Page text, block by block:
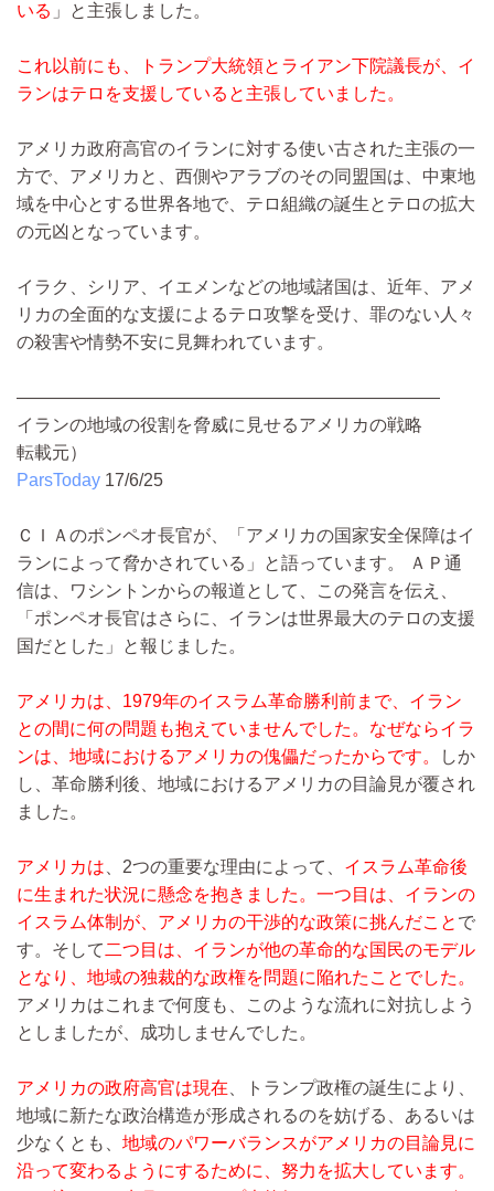
いる 」と主張しました。
これ以前にも、トランプ大統領とライアン下院議長が、イ
ランはテロを支援していると主張していました。
アメリカ政府高官のイランに対する使い古された主張の一
方で、アメリカと、西側やアラブのその同盟国は、中東地
域を中心とする世界各地で、テロ組織の誕生とテロの拡大
の元凶となっています。
イラク、シリア、イエメンなどの地域諸国は、近年、アメ
リカの全面的な支援によるテロ攻撃を受け、罪のない人々
の殺害や情勢不安に見舞われています。
————————————————————————
イランの地域の役割を脅威に見せるアメリカの戦略
転載元）
ParsToday 17/6/25
ＣＩＡのポンペオ長官が、「アメリカの国家安全保障はイ
ランによって脅かされている」と語っています。 ＡＰ通
信は、ワシントンからの報道として、この発言を伝え、
「ポンペオ長官はさらに、イランは世界最大のテロの支援
国だとした」と報じました。
アメリカは、1979年のイスラム革命勝利前まで、イラン
との間に何の問題も抱えていませんでした。なぜならイラ
ンは、地域におけるアメリカの傀儡だったからです。
しか
し、革命勝利後、地域におけるアメリカの目論見が覆され
ました。
アメリカは 、2つの重要な理由によって、 イスラム革命後
に生まれた状況に懸念を抱きました。一つ目は、イランの
イスラム体制が、アメリカの干渉的な政策に挑んだこと で
す。そして 二つ目は、イランが他の革命的な国民のモデル
となり、地域の独裁的な政権を問題に陥れたことでした。
アメリカはこれまで何度も、このような流れに対抗しよう
としましたが、成功しませんでした。
アメリカの政府高官は現在 、トランプ政権の誕生により、
地域に新たな政治構造が形成されるのを妨げる、あるいは
少なくとも、 地域のパワーバランスがアメリカの目論見に
沿って変わるようにするために、努力を拡大しています。